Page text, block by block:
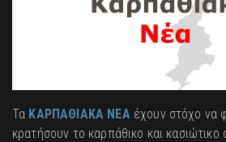
Τα ΚΑΡΠΑΘΙΑΚΑ ΝΕΑέχουν στόχο να
κρατήσουν το καρπάθικο και κασιώτικο